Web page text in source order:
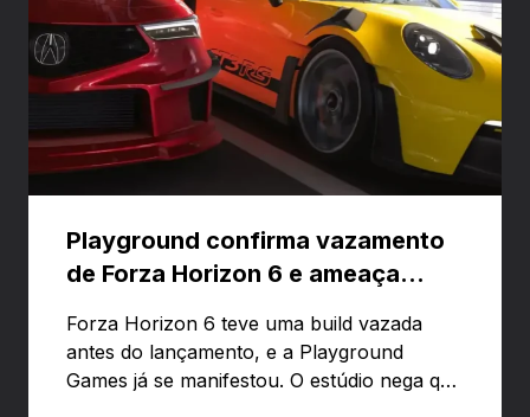
Playground confirma vazamento
de Forza Horizon 6 e ameaça
Forza Horizon 6 teve uma build vazada
antes do lançamento, e a Playground
Games já se manifestou. O estúdio nega que